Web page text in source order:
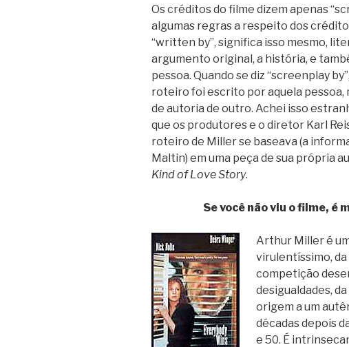
Os créditos do filme dizem apenas
algumas regras a respeito dos
“written by”, significa isso mesmo,
argumento original, a história, e
pessoa. Quando se diz “screenplay
roteiro foi escrito por aquela pessoa,
de autoria de outro. Achei isso
que os produtores e o diretor Karl
roteiro de Miller se baseava (a
Maltin) em uma peça de sua própria
Kind of Love Story.
Se você não viu o filme, é
Arthur Miller é
virulentíssimo, da
competição
desigualdades,
origem a um
décadas depois
e 50. É